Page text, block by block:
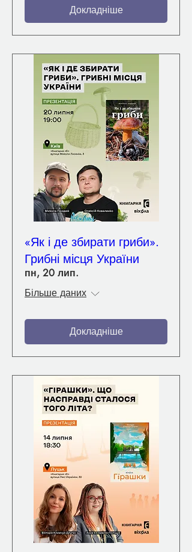
Докладніше
«Як і де збирати гриби».
Грибні місця України
пн, 20 лип.
Більше даних
Докладніше